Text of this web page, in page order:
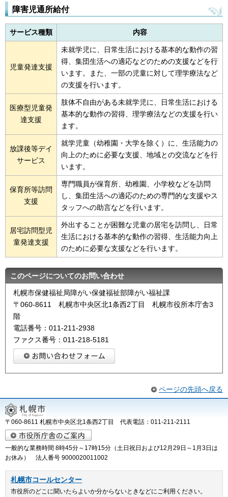
障害児通所給付
サービス種類 内容
児童発達支援
未就学児に、日常生活における基本的な動作の習
得、集団生活への適応などのための支援などを行
います。また、一部の児童に対して理学療法など
の支援を行います。
医療型児童発
達支援
肢体不自由がある未就学児に、日常生活における
基本的な動作の習得、理学療法などの支援を行い
ます。
放課後等デイ
サービス
就学児童（幼稚園・大学を除く）に、生活能力の
向上のために必要な支援、地域との交流などを行
います。
保育所等訪問
支援
専門職員が保育所、幼稚園、小学校などを訪問
し、集団生活への適応のための専門的な支援やス
タッフへの助言などを行います。
居宅訪問型児
童発達支援
外出することが困難な児童の居宅を訪問し、日常
生活における基本的な動作の習得、生活能力向上
のために必要な支援などを行います。
このページについてのお問い合わせ
札幌市保健福祉局障がい保健福祉部障がい福祉課
〒060-8611 札幌市中央区北1条西2丁目 札幌市役所本庁舎3
階
電話番号：011-211-2938
ファクス番号：011-218-5181
ページの先頭へ戻る
〒060-8611 札幌市中央区北1条西2丁目 代表電話：011-211-2111
一般的な業務時間 8時45分～17時15分（土日祝日および12月29日～1月3日は
お休み） 法人番号 9000020011002
札幌市コールセンター
市役所のどこに聞いたらよいか分からないときなどにご利用ください。